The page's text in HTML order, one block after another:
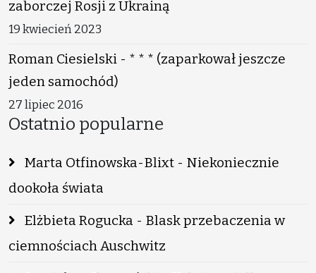
zaborczej Rosji z Ukrainą
19 kwiecień 2023
Roman Ciesielski - * * * (zaparkował jeszcze
jeden samochód)
27 lipiec 2016
Ostatnio popularne
Marta Otfinowska-Blixt - Niekoniecznie
dookoła świata
Elżbieta Rogucka - Blask przebaczenia w
ciemnościach Auschwitz